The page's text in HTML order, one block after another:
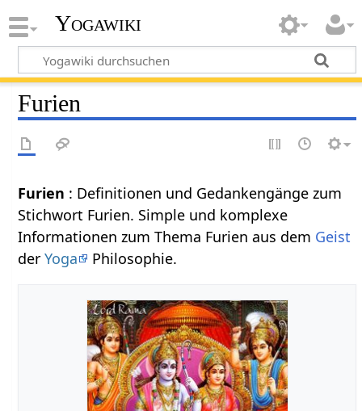
Yogawiki
Furien
Furien : Definitionen und Gedankengänge zum
Stichwort Furien. Simple und komplexe
Informationen zum Thema Furien aus dem Geist
derYoga Philosophie.